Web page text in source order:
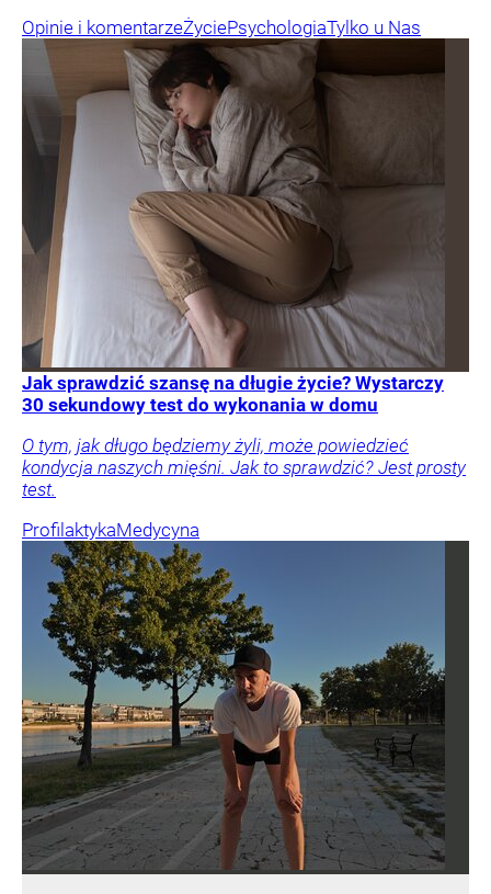
Opinie i komentarzeŻyciePsychologiaTylko u Nas
Jak sprawdzić szansę na długie życie? Wystarczy
30 sekundowy test do wykonania w domu
O tym, jak długo będziemy żyli, może powiedzieć
kondycja naszych mięśni. Jak to sprawdzić? Jest prosty
test.
ProfilaktykaMedycyna